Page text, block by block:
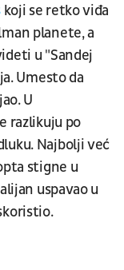
koji se retko viđa
planete, a
u "Sandej
Umesto da
U
razlikuju po
Najbolji već
stigne u
uspavao u